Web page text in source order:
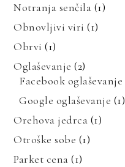
Notranja senčila (1)
Obnovljivi viri (1)
Obrvi (1)
Oglaševanje (2)
Facebook oglaševanje
Google oglaševanje (1)
Orehova jedrca (1)
Otroške sobe (1)
Parket cena (1)